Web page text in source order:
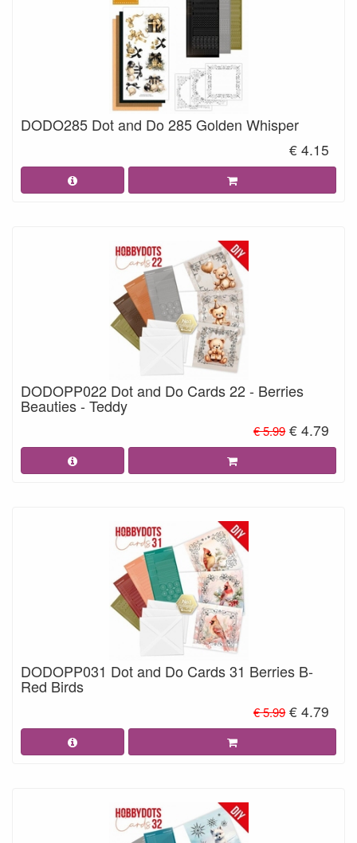
DODO285 Dot and Do 285 Golden Whisper
€ 4.15
DODOPP022 Dot and Do Cards 22 - Berries
Beauties - Teddy
€ 5.99 € 4.79
DODOPP031 Dot and Do Cards 31 Berries B-
Red Birds
€ 5.99 € 4.79